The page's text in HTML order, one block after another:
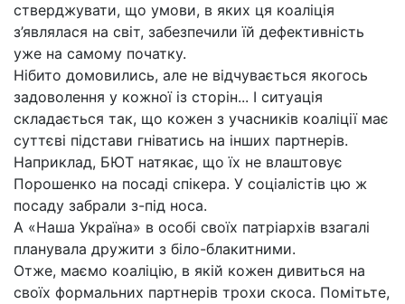
стверджувати, що умови, в яких ця коаліція
з’являлася на світ, забезпечили їй дефективність
уже на самому початку.
Нібито домовились, але не відчувається якогось
задоволення у кожної із сторін... І ситуація
складається так, що кожен з учасників коаліції має
суттєві підстави гніватись на інших партнерів.
Наприклад, БЮТ натякає, що їх не влаштовує
Порошенко на посаді спікера. У соціалістів цю ж
посаду забрали з-під носа.
А «Наша Україна» в особі своїх патріархів взагалі
планувала дружити з біло-блакитними.
Отже, маємо коаліцію, в якій кожен дивиться на
своїх формальних партнерів трохи скоса. Помітьте,